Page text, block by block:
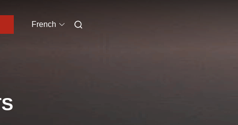
French